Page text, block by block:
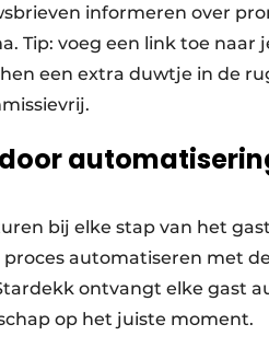
informeren over
Tip: voeg een link toe naar
een extra duwtje in de
bij elke stap van het
automatiseren met
ontvangt elke gast
op het juiste moment.